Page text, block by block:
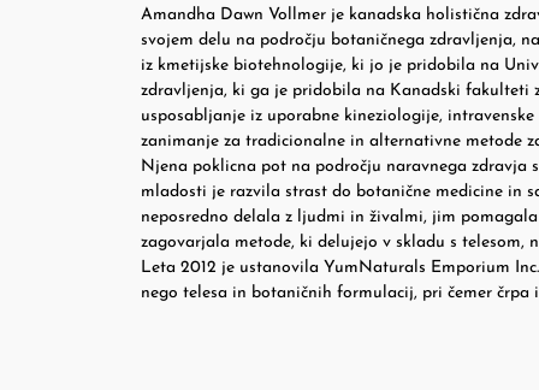
Amandha Dawn Vollmer je kanadska holistična
svojem delu na področju botaničnega zdravljenja,
iz kmetijske biotehnologije, ki jo je pridobila na
zdravljenja, ki ga je pridobila na Kanadski fakulteti
usposabljanje iz uporabne kineziologije,
zanimanje za tradicionalne in alternativne metode
Njena poklicna pot na področju naravnega zdravja
mladosti je razvila strast do botanične medicine in
neposredno delala z ljudmi in živalmi, jim
zagovarjala metode, ki delujejo v skladu s telesom,
Leta 2012 je ustanovila YumNaturals Emporium
nego telesa in botaničnih formulacij, pri čemer